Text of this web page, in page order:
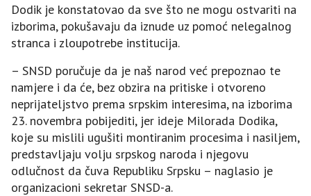
Dodik je konstatovao da sve što ne mogu ostvariti na
izborima, pokušavaju da iznude uz pomoć nelegalnog
stranca i zloupotrebe institucija.
– SNSD poručuje da je naš narod već prepoznao te
namjere i da će, bez obzira na pritiske i otvoreno
neprijateljstvo prema srpskim interesima, na izborima
23. novembra pobijediti, jer ideje Milorada Dodika,
koje su mislili ugušiti montiranim procesima i nasiljem,
predstavljaju volju srpskog naroda i njegovu
odlučnost da čuva Republiku Srpsku – naglasio je
organizacioni sekretar SNSD-a.